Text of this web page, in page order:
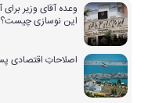
وعده آقای وزیر برای
این نوسازی چیست؟
اصلاحاتِ اقتصادی